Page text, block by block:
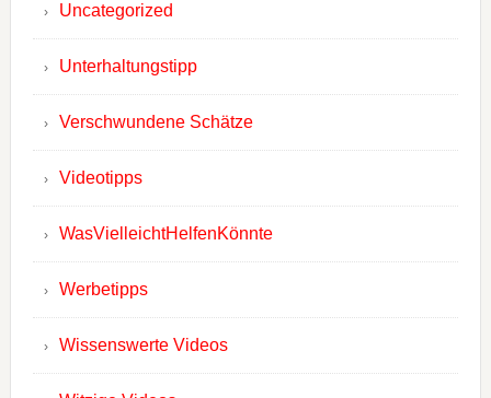
Uncategorized
Unterhaltungstipp
Verschwundene Schätze
Videotipps
WasVielleichtHelfenKönnte
Werbetipps
Wissenswerte Videos